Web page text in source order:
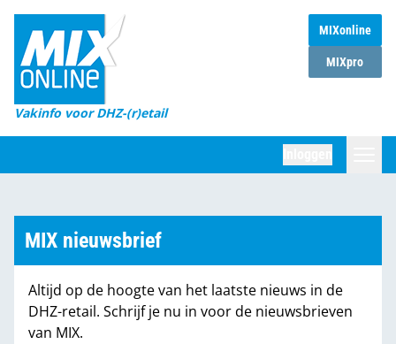
MIXonline
MIXpro
Vakinfo voor DHZ-(r)etail
Home
Magazines
DHZ Sessie
Marktcijfers
Partners
MIX nieuwsbrief
Altijd op de hoogte van het laatste nieuws in de
DHZ-retail. Schrijf je nu in voor de nieuwsbrieven
van MIX.